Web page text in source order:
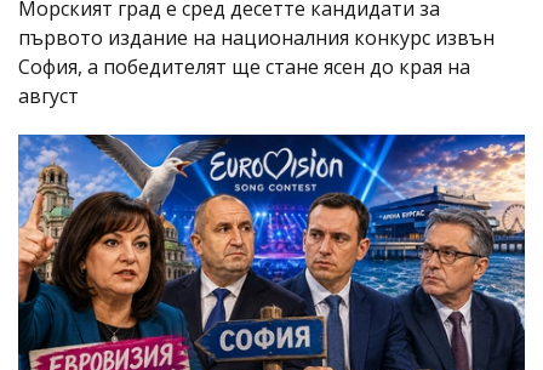
Морският град е сред десетте кандидати за
първото издание на националния конкурс извън
София, а победителят ще стане ясен до края на
август